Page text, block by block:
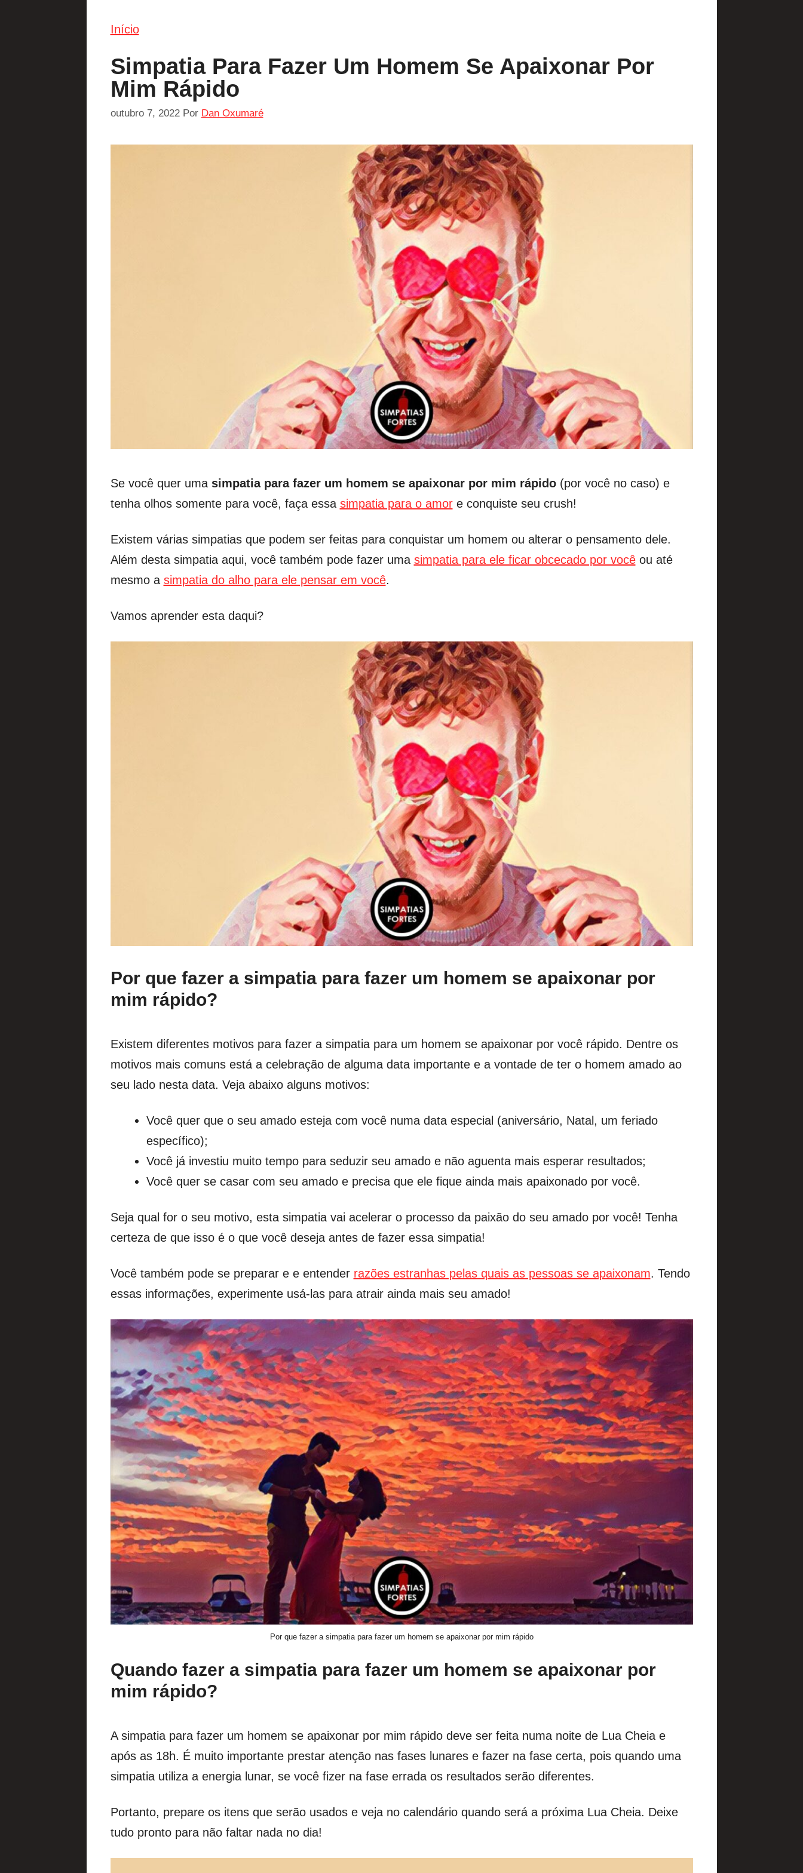
Início
Simpatia Para Fazer Um Homem Se Apaixonar Por
Mim Rápido
outubro 7, 2022 Por Dan Oxumaré
Se você quer uma simpatia para fazer um homem se apaixonar por mim rápido(por você no caso) e
tenha olhos somente para você, faça essa simpatia para o amore conquiste seu crush!
Existem várias simpatias que podem ser feitas para conquistar um homem ou alterar o pensamento dele.
Além desta simpatia aqui, você também pode fazer uma simpatia para ele ficar obcecado por vocêou até
mesmo a simpatia do alho para ele pensar em você.
Vamos aprender esta daqui?
Por que fazer a simpatia para fazer um homem se apaixonar por
mim rápido?
Existem diferentes motivos para fazer a simpatia para um homem se apaixonar por você rápido. Dentre os
motivos mais comuns está a celebração de alguma data importante e a vontade de ter o homem amado ao
seu lado nesta data. Veja abaixo alguns motivos:
Você quer que o seu amado esteja com você numa data especial (aniversário, Natal, um feriado
específico);
Você já investiu muito tempo para seduzir seu amado e não aguenta mais esperar resultados;
Você quer se casar com seu amado e precisa que ele fique ainda mais apaixonado por você.
Seja qual for o seu motivo, esta simpatia vai acelerar o processo da paixão do seu amado por você! Tenha
certeza de que isso é o que você deseja antes de fazer essa simpatia!
Você também pode se preparar e e entender razões estranhas pelas quais as pessoas se apaixonam. Tendo
essas informações, experimente usá-las para atrair ainda mais seu amado!
Por que fazer a simpatia para fazer um homem se apaixonar por mim rápido
Quando fazer a simpatia para fazer um homem se apaixonar por
mim rápido?
A simpatia para fazer um homem se apaixonar por mim rápido deve ser feita numa noite de Lua Cheia e
após as 18h. É muito importante prestar atenção nas fases lunares e fazer na fase certa, pois quando uma
simpatia utiliza a energia lunar, se você fizer na fase errada os resultados serão diferentes.
Portanto, prepare os itens que serão usados e veja no calendário quando será a próxima Lua Cheia. Deixe
tudo pronto para não faltar nada no dia!